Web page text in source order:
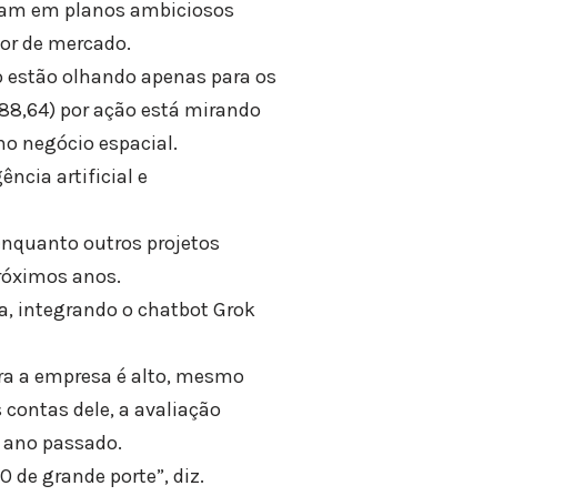
em planos ambiciosos
de mercado.
estão olhando apenas para os
por ação está mirando
negócio espacial.
artificial e
outros projetos
anos.
integrando o chatbot Grok
a empresa é alto, mesmo
dele, a avaliação
passado.
de grande porte”, diz.